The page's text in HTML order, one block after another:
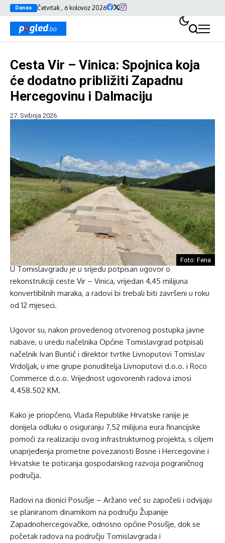
Danas Četvrtak , 6 kolovoz 2026
Cesta Vir – Vinica: Spojnica koja
će dodatno približiti Zapadnu
Hercegovinu i Dalmaciju
27. Svibnja 2026.
Foto: Fena
U Tomislavgradu je u srijedu potpisan ugovor o
rekonstrukciji ceste Vir – Vinica, vrijedan 4,45 milijuna
konvertibilnih maraka, a radovi bi trebali biti završeni u roku
od 12 mjeseci.
Ugovor su, nakon provedenog otvorenog postupka javne
nabave, u uredu načelnika Općine Tomislavgrad potpisali
načelnik Ivan Buntić i direktor tvrtke Livnoputovi Tomislav
Vrdoljak, u ime grupe ponuditelja Livnoputovi d.o.o. i Roco
Commerce d.o.o. Vrijednost ugovorenih radova iznosi
4.458.502 KM.
Kako je priopćeno, Vlada Republike Hrvatske ranije je
donijela odluku o osiguranju 7,52 milijuna eura financijske
pomoći za realizaciju ovog infrastrukturnog projekta, s ciljem
unaprjeđenja prometne povezanosti Bosne i Hercegovine i
Hrvatske te poticanja gospodarskog razvoja pograničnog
područja.
Radovi na dionici Posušje – Aržano već su započeli i odvijaju
se planiranom dinamikom na području Županije
Zapadnohercegovačke, odnosno općine Posušje, dok se
početak radova na području Tomislavgrada i